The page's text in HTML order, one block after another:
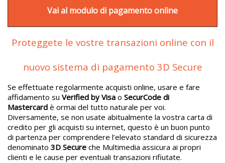
Vai al modulo di pagamento online
Proteggete le vostre transazioni online con il
nuovo sistema di pagamento 3D Secure
Se effettuate regolarmente acquisti online, usare e fare
affidamento su Verified by Visa o SecurCode di
Mastercard è ormai del tutto naturale per voi.
Diversamente, se non usate abitualmente la vostra carta di
credito per gli acquisti su internet, questo è un buon punto
di partenza per comprendere l’elevato standard di sicurezza
denominato 3D Secure che Multimedia assicura ai propri
clienti e le cause per eventuali transazioni rifiutate.